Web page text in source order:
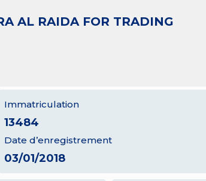
AL RAIDA FOR TRADING
Immatriculation
13484
Date d’enregistrement
03/01/2018